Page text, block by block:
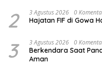
2 3 Agustus 2026 0
Hajatan FIF di Gowa
3 3 Agustus 2026 0
Berkendara Saat
Aman